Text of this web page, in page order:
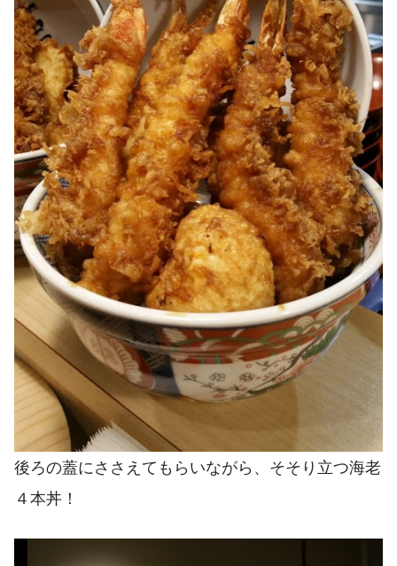
後ろの蓋にささえてもらいながら、そそり立つ海老
４本丼！